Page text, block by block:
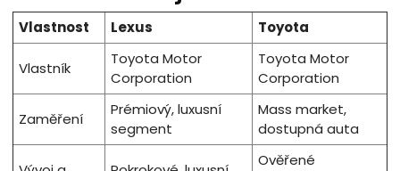
Vlastnost Lexus Toyota
Vlastník
Toyota Motor
Corporation
Toyota Motor
Corporation
Zaměření
Prémiový, luxusní
segment
Mass market,
dostupná auta
Ověřené